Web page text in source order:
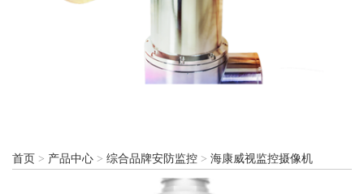
首页 > 产品中心 > 综合品牌安防监控 > 海康威视监控摄像机